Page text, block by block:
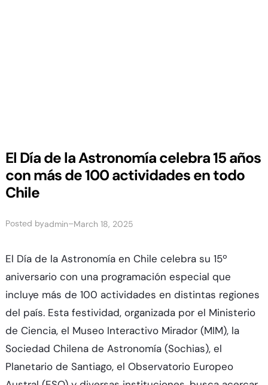
El Día de la Astronomía celebra 15 años
con más de 100 actividades en todo
Chile
Posted byadmin–March 18, 2025
El Día de la Astronomía en Chile celebra su 15º
aniversario con una programación especial que
incluye más de 100 actividades en distintas regiones
del país. Esta festividad, organizada por el Ministerio
de Ciencia, el Museo Interactivo Mirador (MIM), la
Sociedad Chilena de Astronomía (Sochias), el
Planetario de Santiago, el Observatorio Europeo